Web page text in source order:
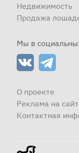
Недвижимость
Продажа
Мы в
О проекте
Реклама на
Контактная